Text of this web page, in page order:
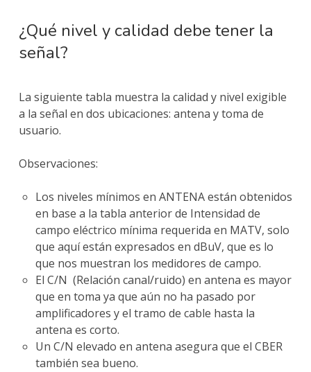
¿Qué nivel y calidad debe tener la
señal?
La siguiente tabla muestra la calidad y nivel exigible
a la señal en dos ubicaciones: antena y toma de
usuario.
Observaciones:
Los niveles mínimos en ANTENA están obtenidos
en base a la tabla anterior de Intensidad de
campo eléctrico mínima requerida en MATV, solo
que aquí están expresados en dBuV, que es lo
que nos muestran los medidores de campo.
El C/N (Relación canal/ruido) en antena es mayor
que en toma ya que aún no ha pasado por
amplificadores y el tramo de cable hasta la
antena es corto.
Un C/N elevado en antena asegura que el CBER
también sea bueno.